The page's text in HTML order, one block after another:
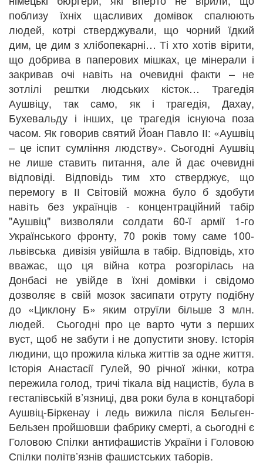
поблизу їхніх щасливих домівок спалюють
людей, котрі стверджували, що чорний їдкий
дим, це дим з хлібопекарні… Ті хто хотів вірити,
що добрива в паперових мішках, це мінерали і
закривав очі навіть на очевидні факти – не
зотлілі рештки людських кісток… Трагедія
Аушвіцу, так само, як і трагедія, Дахау,
Бухевальду і інших, це трагедія існуюча поза
часом. Як говорив святий Йоан Павло ІІ: «Аушвіц
– це іспит сумління людству». Сьогодні Аушвіц
не лише ставить питання, але й дає очевидні
відповіді. Відповідь тим хто стверджує, що
перемогу в ІІ Світовій можна було б здобути
навіть без українців - концентраційний табір
"Аушвіц" визволяли солдати 60-ї армії 1-го
Українського фронту, 70 років тому саме 100-
львівська дивізія увійшла в табір. Відповідь, хто
вважає, що ця війна котра розгорілась на
Донбасі не увійде в їхні домівки і свідомо
дозволяє в свій мозок засипати отруту подібну
до «Циклону Б» яким отруїли більше 3 млн.
людей. Сьогодні про це варто чути з перших
вуст, щоб не забути і не допустити знову. Історія
людини, що прожила кілька життів за одне життя.
Історія Анастасії Гулей, 90 річної жінки, котра
пережила голод, тричі тікала від нацистів, була в
гестапівській в’язниці, два роки була в концтаборі
Аушвіц-Біркенау і ледь вижила після Бельген-
Бельзен пройшовши фабрику смерті, а сьогодні є
Головою Спілки антифашистів України і Головою
Спілки політв’язнів фашистських таборів.